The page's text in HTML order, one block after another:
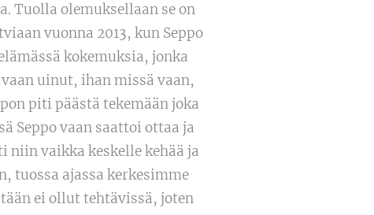
Tuolla olemuksellaan se on
vuonna 2013, kun Seppo
kokemuksia, jonka
uinut, ihan missä vaan,
piti päästä tekemään joka
Seppo vaan saattoi ottaa ja
niin vaikka keskelle kehää ja
tuossa ajassa kerkesimme
ei ollut tehtävissä, joten